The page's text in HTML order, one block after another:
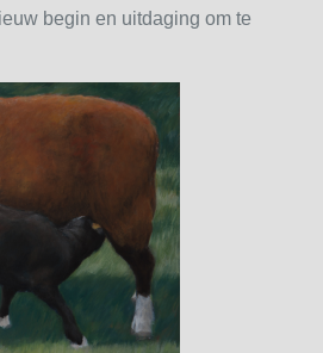
begin en uitdaging om te